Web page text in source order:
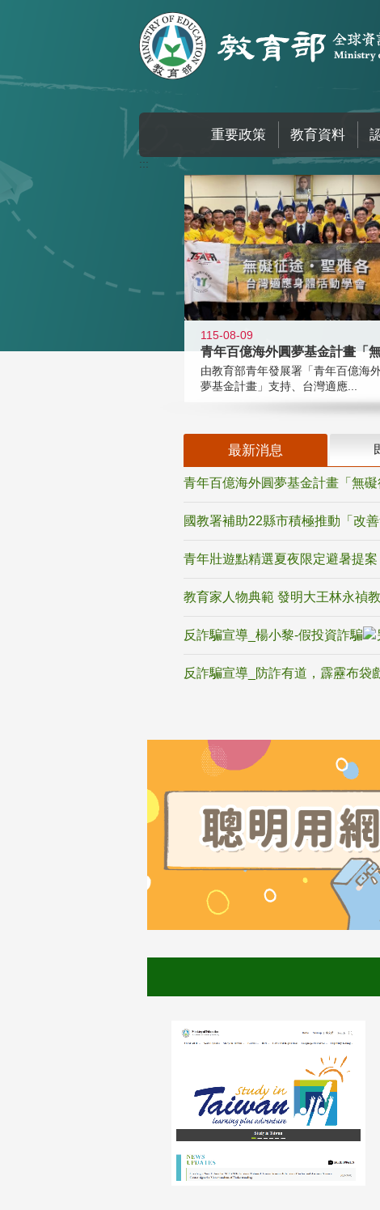
重要政策 教育資料
:::
115-08-09
由教育部青年發展署「青年百億海
夢基金計畫」支持、台灣適應...
最新消息
青年百億海外圓夢基金計畫「無
國教署補助22縣市積極推動「改
青年壯遊點精選夏夜限定避暑提
教育家人物典範 發明大王林永禎
反詐騙宣導_楊小黎-假投資詐騙
反詐騙宣導_防詐有道，霹靂布袋